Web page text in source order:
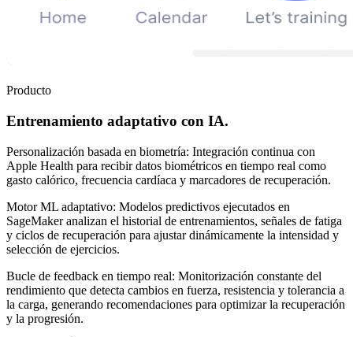
Producto
Entrenamiento adaptativo con IA.
Personalización basada en biometría: Integración continua con
Apple Health para recibir datos biométricos en tiempo real como
gasto calórico, frecuencia cardíaca y marcadores de recuperación.
Motor ML adaptativo: Modelos predictivos ejecutados en
SageMaker analizan el historial de entrenamientos, señales de fatiga
y ciclos de recuperación para ajustar dinámicamente la intensidad y
selección de ejercicios.
Bucle de feedback en tiempo real: Monitorización constante del
rendimiento que detecta cambios en fuerza, resistencia y tolerancia a
la carga, generando recomendaciones para optimizar la recuperación
y la progresión.